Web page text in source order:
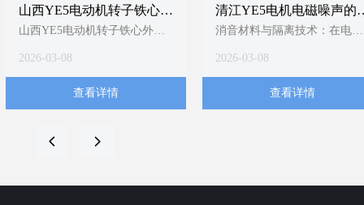
山西YE5电动机转子铁心外
圆精加工技术要求
山西YE5电动机转子铁心外圆
轴度≤0.5mm、粗糙度
≤3.2μm、尺寸公差±0.05mm三
刀+定位轴套工艺组合。当前缺
2026-03-08
查看详情
清江YE5电机电磁噪声的
制分析
消音材料与隔离技术：在电机
播路径1；YE5电机明确提
及“使用消音材料”以吸收或隔
2026-03-08
查看详情
넳 넲